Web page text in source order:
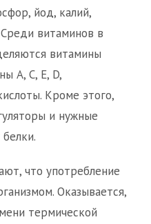
йод, калий,
Среди витаминов в
витамины
А, С, Е, D,
Кроме этого,
и нужные
что употребление
Оказывается,
термической